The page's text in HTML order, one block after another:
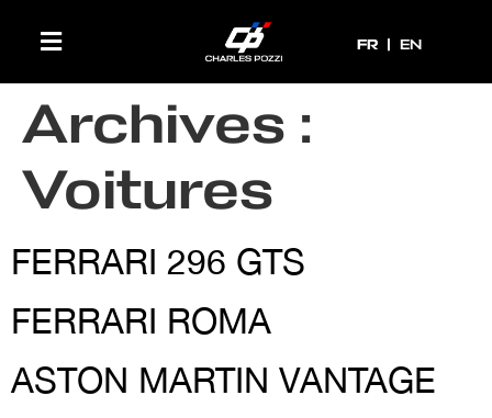
FR
FR EN
Archives :
Voitures
FERRARI 296 GTS
FERRARI ROMA
ASTON MARTIN VANTAGE